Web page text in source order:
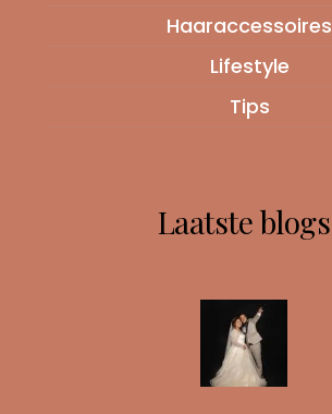
Haaraccessoires
Lifestyle
Tips
Laatste blogs